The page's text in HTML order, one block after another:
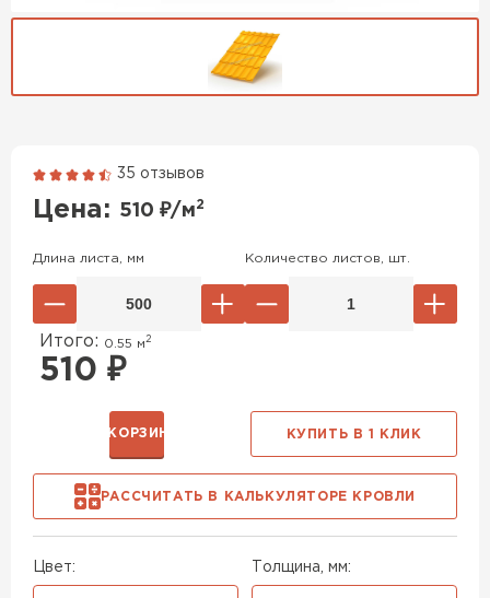
35 отзывов
Цена: 510 ₽/м2
Цвет: Толщина, мм:
Длина листа, мм Количество листов, шт.
Итого: 0.55 м 2
510 ₽
РАССЧИТАТЬ В КАЛЬКУЛЯТОРЕ КРОВЛИ
В КОРЗИНУ КУПИТЬ В 1 КЛИК
Гибкая черепица